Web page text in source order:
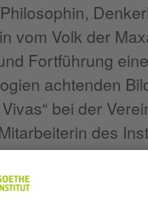
vom Volk der
Fortführung
achtenden
bei der
des
Kulturen